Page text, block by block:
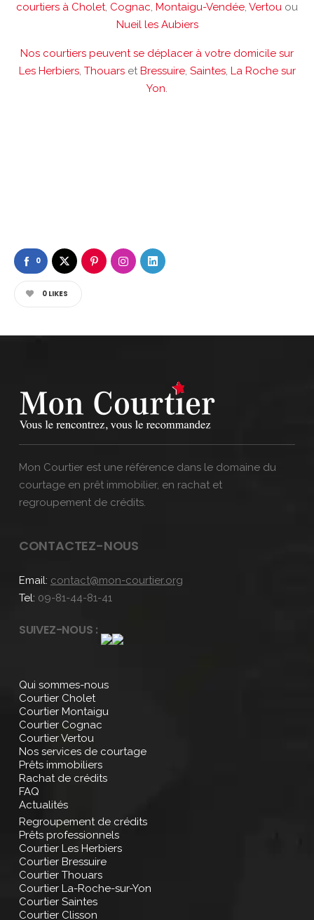
courtiers à Cholet, Cognac, Montaigu-Vendée, Vertou ou
Nueil les Aubiers
Nos courtiers peuvent se déplacer à votre domicile sur
Les Herbiers, Thouarset Bressuire, Saintes, La Roche sur
Yon.
0
0 LIKES
Mon Courtier est une référence dans le domaine du
courtage en prêt immobilier, en rachat et
regroupement de crédits.
CONTACTEZ-NOUS
Email: contact@mon-courtier.org
Tel: 09-81-44-81-41
SUIVEZ-NOUS :
Qui sommes-nous
Courtier Cholet
Courtier Montaigu
Courtier Cognac
Courtier Vertou
Nos services de courtage
Prêts immobiliers
Rachat de crédits
FAQ
Actualités
Regroupement de crédits
Prêts professionnels
Courtier Les Herbiers
Courtier Bressuire
Courtier Thouars
Courtier La-Roche-sur-Yon
Courtier Saintes
Courtier Clisson